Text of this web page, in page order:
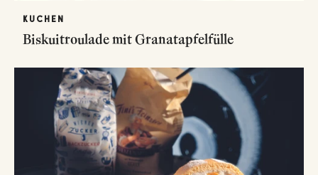
KUCHEN
Biskuitroulade mit Granatapfelfülle